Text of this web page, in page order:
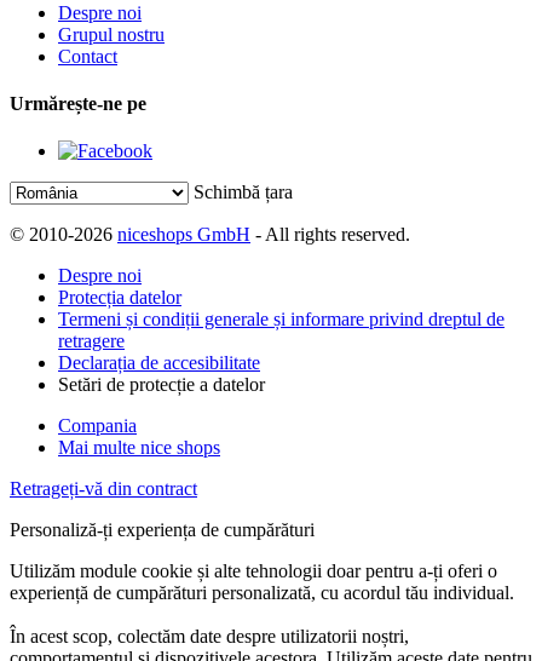
Despre noi
Grupul nostru
Contact
Urmărește-ne pe
Schimbă țara
© 2010-2026 niceshops GmbH - All rights reserved.
Despre noi
Protecția datelor
Termeni și condiții generale și informare privind dreptul de
retragere
Declarația de accesibilitate
Setări de protecție a datelor
Compania
Mai multe nice shops
Retrageți-vă din contract
Personaliză-ți experiența de cumpărături
Utilizăm module cookie și alte tehnologii doar pentru a-ți oferi o
experiență de cumpărături personalizată, cu acordul tău individual.
În acest scop, colectăm date despre utilizatorii noștri,